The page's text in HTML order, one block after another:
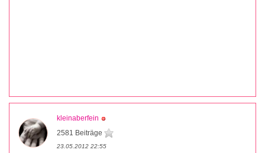
kleinaberfein
2581 Beiträge
23.05.2012 22:55